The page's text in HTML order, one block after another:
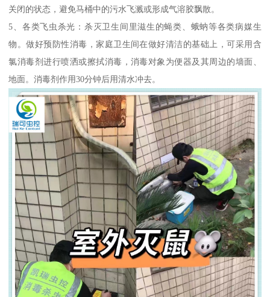
关闭的状态，避免马桶中的污水飞溅或形成气溶胶飘散。
5、各类飞虫杀光：杀灭卫生间里滋生的蝇类、蛾蚋等各类病媒生
物。做好预防性消毒，家庭卫生间在做好清洁的基础上，可采用含
氯消毒剂进行喷洒或擦拭消毒，消毒对象为便器及其周边的墙面、
地面。消毒剂作用30分钟后用清水冲去。